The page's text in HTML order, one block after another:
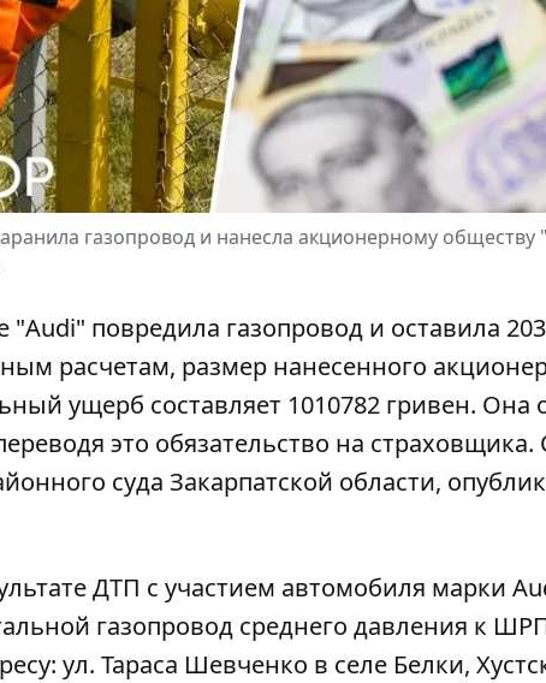
газопровод и нанесла акционерному обществу
повредила газопровод и оставила
расчетам, размер нанесенного
ущерб составляет 1010782 гривен. Она
это обязательство на
суда Закарпатской области,
ДТП с участием автомобиля марки
газопровод среднего давления к
ул. Тараса Шевченко в селе Белки,